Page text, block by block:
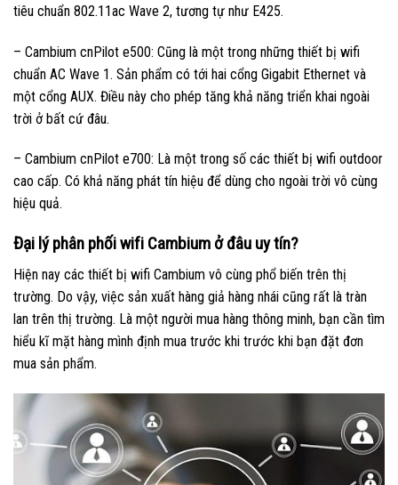
tiêu chuẩn 802.11ac Wave 2, tương tự như E425.
– Cambium cnPilot e500: Cũng là một trong những thiết bị wifi
chuẩn AC Wave 1. Sản phẩm có tới hai cổng Gigabit Ethernet và
một cổng AUX. Điều này cho phép tăng khả năng triển khai ngoài
trời ở bất cứ đâu.
– Cambium cnPilot e700: Là một trong số các thiết bị wifi outdoor
cao cấp. Có khả năng phát tín hiệu để dùng cho ngoài trời vô cùng
hiệu quả.
Đại lý phân phối wifi Cambium ở đâu uy tín?
Hiện nay các thiết bị wifi Cambium vô cùng phổ biến trên thị
trường. Do vậy, việc sản xuất hàng giả hàng nhái cũng rất là tràn
lan trên thị trường. Là một người mua hàng thông minh, bạn cần tìm
hiểu kĩ mặt hàng mình định mua trước khi trước khi bạn đặt đơn
mua sản phẩm.